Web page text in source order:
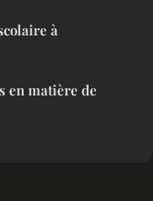
à
en matière de